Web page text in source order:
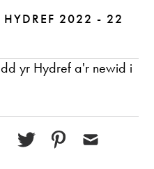
HYDREF 2022 - 22
yr Hydref a'r newid i